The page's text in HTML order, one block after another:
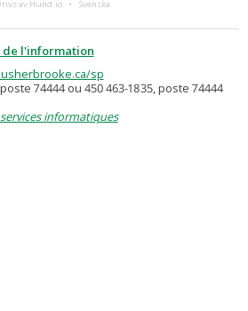
av Hund.io Svenska
de l'information
sp
74444 ou 450 463-1835, poste 74444
informatiques